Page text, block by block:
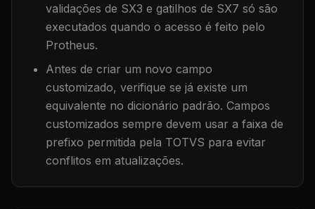
validações de SX3 e gatilhos de SX7 só são
executados quando o acesso é feito pelo
Protheus.
Antes de criar um novo campo
customizado, verifique se já existe um
equivalente no dicionário padrão. Campos
customizados sempre devem usar a faixa de
prefixo permitida pela TOTVS para evitar
conflitos em atualizações.